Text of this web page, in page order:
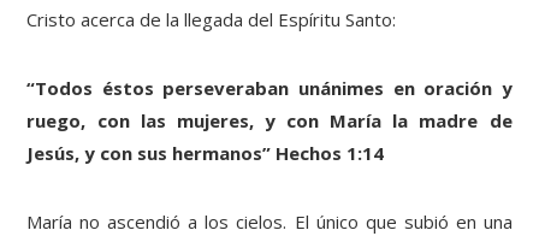
Cristo acerca de la llegada del Espíritu Santo:
“Todos éstos perseveraban unánimes en oración y
ruego, con las mujeres, y con María la madre de
Jesús, y con sus hermanos” Hechos 1:14
María no ascendió a los cielos. El único que subió en una